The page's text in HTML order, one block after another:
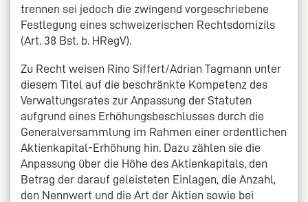
trennen sei jedoch die zwingend vorgeschriebene
Festlegung eines schweizerischen Rechtsdomizils
(Art. 38 Bst. b. HRegV).
Zu Recht weisen Rino Siffert/Adrian Tagmann unter
diesem Titel auf die beschränkte Kompetenz des
Verwaltungsrates zur Anpassung der Statuten
aufgrund eines Erhöhungsbeschlusses durch die
Generalversammlung im Rahmen einer ordentlichen
Aktienkapital-Erhöhung hin. Dazu zählen sie die
Anpassung über die Höhe des Aktienkapitals, den
Betrag der darauf geleisteten Einlagen, die Anzahl,
den Nennwert und die Art der Aktien sowie bei